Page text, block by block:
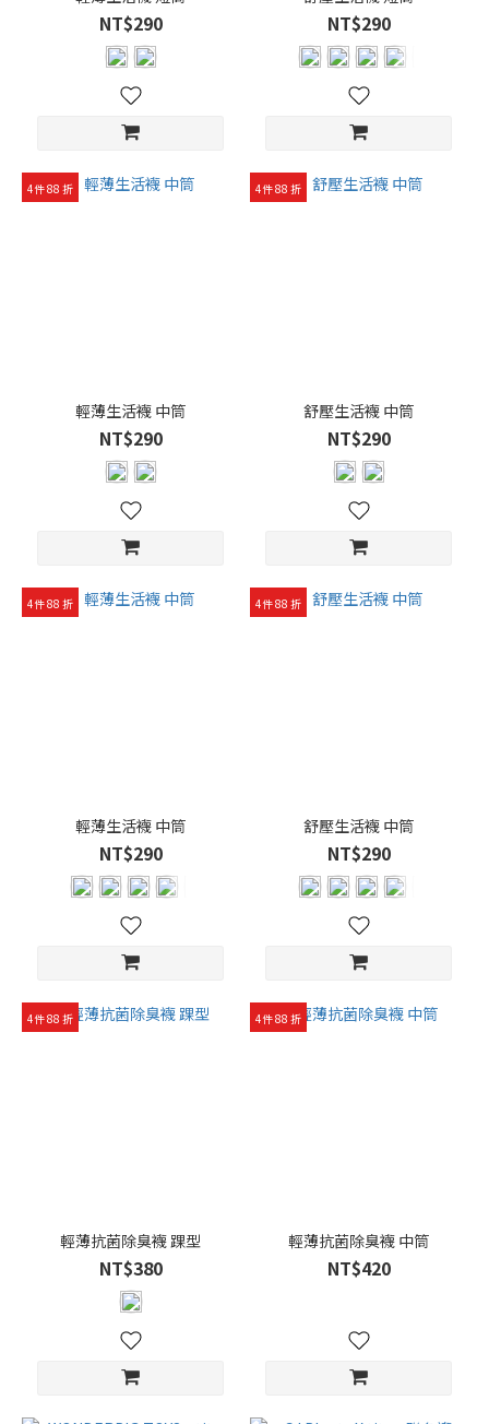
NT$290 NT$290
4件 88 折
輕薄生活襪 中筒
NT$290
4件 88 折
舒壓生活襪 中筒
NT$290
4件 88 折
輕薄生活襪 中筒
NT$290
4件 88 折
舒壓生活襪 中筒
NT$290
4件 88 折
輕薄抗菌除臭襪 踝型
NT$380
4件 88 折
輕薄抗菌除臭襪 中筒
NT$420